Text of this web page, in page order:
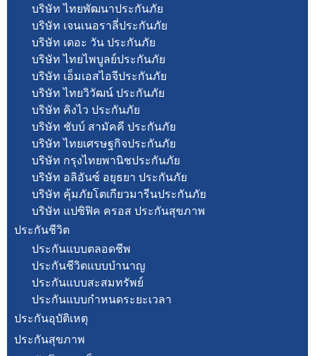
บริษัท ไทยพัฒนาประกันภัย
บริษัท เจนเนอราลี่ประกันภัย
บริษัท เดอะ วัน ประกันภัย
บริษัท ไทยไพบูลย์ประกันภัย
บริษัท เอ็มเอสไอจีประกันภัย
บริษัท ไทยวิวัฒน์ ประกันภัย
บริษัท คิงไว ประกันภัย
บริษัท ชับบ์ สามัคคี ประกันภัย
บริษัท ไทยเศรษฐกิจประกันภัย
บริษัท กรุงไทยพานิชประกันภัย
บริษัท อลิอันซ์ อยุธยา ประกันภัย
บริษัท คุ้มภัยโตเกียวมารีนประกันภัย
บริษัท แปซิฟิค ครอส ประกันสุขภาพ
ประกันชีวิต
ประกันแบบตลอดชีพ
ประกันชีวิตแบบบำนาญ
ประกันแบบสะสมทรัพย์
ประกันแบบกำหนดระยะเวลา
ประกันอุบัติเหตุ
ประกันสุขภาพ